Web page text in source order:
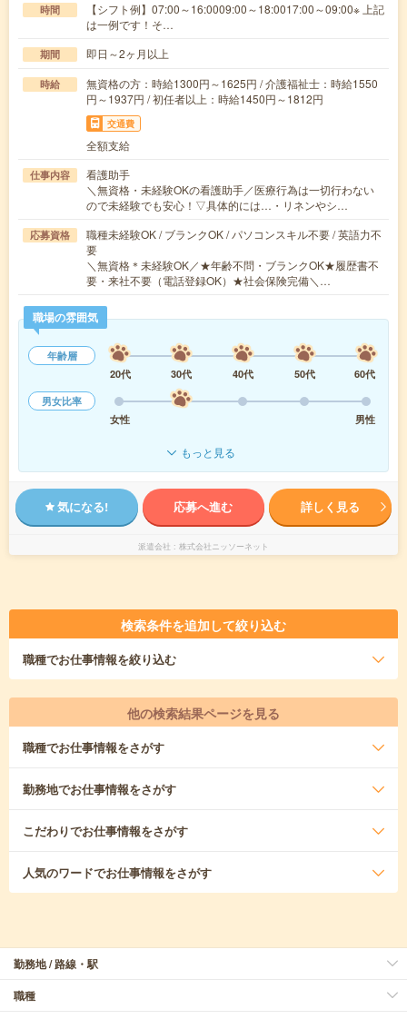
時間
【シフト例】07:00～16:0009:00～18:0017:00～09:00※ 上記
は一例です！そ…
期間 即日～2ヶ月以上
時給
無資格の方：時給1300円～1625円 / 介護福祉士：時給1550
円～1937円 / 初任者以上：時給1450円～1812円
交通費
全額支給
仕事内容
看護助手
＼無資格・未経験OKの看護助手／医療行為は一切行わない
ので未経験でも安心！▽具体的には…・リネンやシ…
応募資格
職種未経験OK / ブランクOK / パソコンスキル不要 / 英語力不
要
＼無資格＊未経験OK／★年齢不問・ブランクOK★履歴書不
要・来社不要（電話登録OK）★社会保険完備＼…
職場の雰囲気
年齢層
20代
30代 40代 50代
60代
男女比率
女性
男性
もっと見る
気になる! 応募へ進む 詳しく見る
派遣会社 株式会社ニッソーネット
検索条件を追加して絞り込む
職種でお仕事情報を絞り込む
他の検索結果ページを見る
職種でお仕事情報をさがす
勤務地でお仕事情報をさがす
こだわりでお仕事情報をさがす
人気のワードでお仕事情報をさがす
勤務地 / 路線・駅
職種